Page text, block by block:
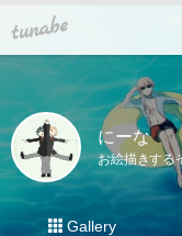
tuna.be
にーな
Gallery